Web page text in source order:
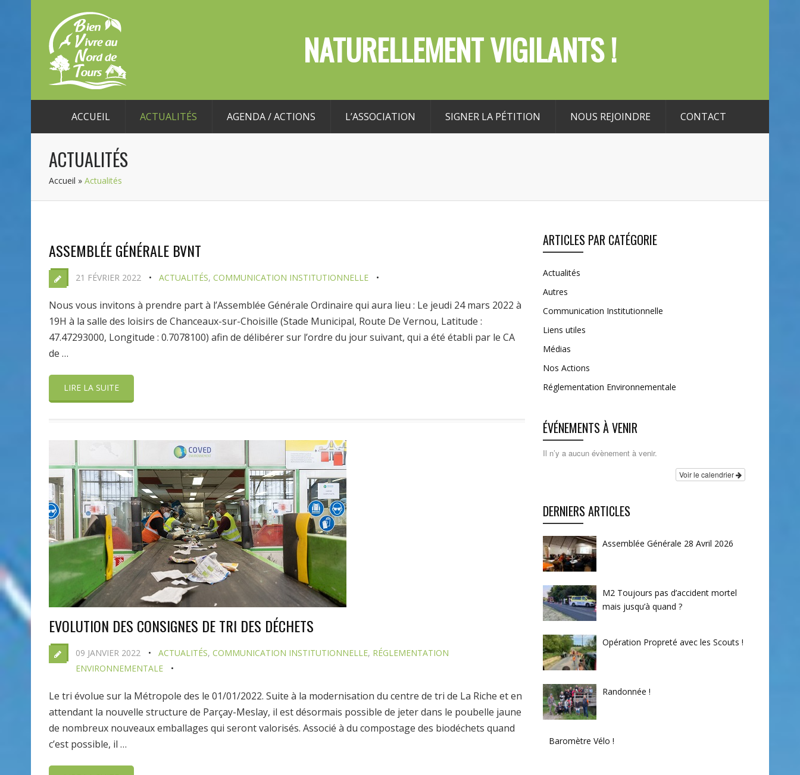
NATURELLEMENT VIGILANTS !
ACCUEIL ACTUALITÉS AGENDA / ACTIONS L’ASSOCIATION SIGNER LA PÉTITION NOUS REJOINDRE CONTACT
ACTUALITÉS
Accueil » Actualités
ASSEMBLÉE GÉNÉRALE BVNT
21 FÉVRIER 2022 ACTUALITÉS, COMMUNICATION INSTITUTIONNELLE
Nous vous invitons à prendre part à l’Assemblée Générale Ordinaire qui aura lieu : Le jeudi 24 mars 2022 à
19H à la salle des loisirs de Chanceaux-sur-Choisille (Stade Municipal, Route De Vernou, Latitude :
47.47293000, Longitude : 0.7078100) afin de délibérer sur l’ordre du jour suivant, qui a été établi par le CA
de …
LIRE LA SUITE
EVOLUTION DES CONSIGNES DE TRI DES DÉCHETS
09 JANVIER 2022 ACTUALITÉS, COMMUNICATION INSTITUTIONNELLE, RÉGLEMENTATION
ENVIRONNEMENTALE
Le tri évolue sur la Métropole des le 01/01/2022. Suite à la modernisation du centre de tri de La Riche et en
attendant la nouvelle structure de Parçay-Meslay, il est désormais possible de jeter dans le poubelle jaune
de nombreux nouveaux emballages qui seront valorisés. Associé à du compostage des biodéchets quand
c’est possible, il …
ARTICLES PAR CATÉGORIE
Actualités
Autres
Communication Institutionnelle
Liens utiles
Médias
Nos Actions
Réglementation Environnementale
ÉVÉNEMENTS À VENIR
Il n’y a aucun évènement à venir.
Voir le calendrier
DERNIERS ARTICLES
Assemblée Générale 28 Avril 2026
M2 Toujours pas d’accident mortel
mais jusqu’à quand ?
Opération Propreté avec les Scouts !
Randonnée !
Baromètre Vélo !